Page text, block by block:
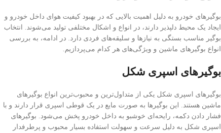
بوگیرهای خودرو به دلیل اهمیت بالایی که در بهبود کیفیت هوای داخل خودرو و
ایجاد یک محیط دلپذیر دارند، در انواع و اشکال مختلفی تولید می‌شوند. انتخاب
بوگیر مناسب بستگی به نیازها و سلیقه‌های فردی دارد. در ادامه، به بررسی
انواع بوگیرهای ماشین و ویژگی‌های هر کدام می‌پردازیم.
بوگیرهای اسپری شکل
بوگیرهای اسپری شکل یکی از متداول‌ترین و محبوب‌ترین انواع بوگیرهای
ماشین هستند. این بوگیرها به صورت مایع در یک قوطی اسپری قرار دارند و با
فشار دادن دکمه، رایحه‌ای خوشبو به داخل خودرو پخش می‌شود. بوگیرهای
اسپری شکل به دلیل سرعت و سهولت استفاده بسیار محبوب و پرطرفدار